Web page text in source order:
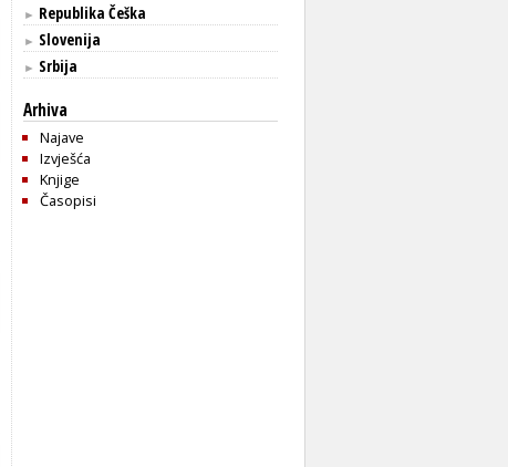
► Republika Češka
► Slovenija
► Srbija
Arhiva
Najave
Izvješća
Knjige
Časopisi